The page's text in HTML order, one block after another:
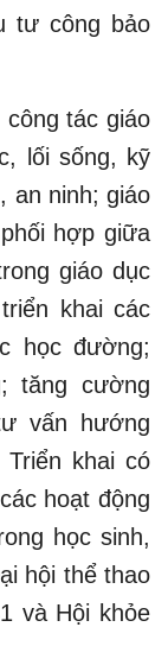
tư công bảo
tác giáo
lối sống, kỹ
an ninh; giáo
hợp giữa
giáo dục
khai các
học đường;
tăng cường
vấn hướng
khai có
hoạt động
học sinh,
hội thể thao
và Hội khỏe